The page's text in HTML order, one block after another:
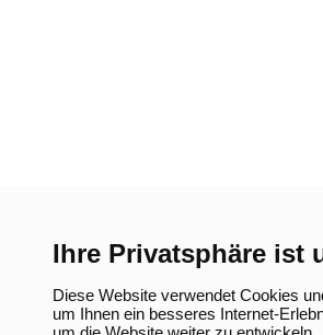
Ihre Privatsphäre ist
Diese Website verwendet Cookies
um Ihnen ein besseres Internet-